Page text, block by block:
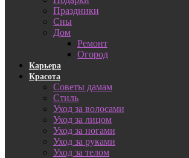
Праздники
Сны
Дом
Ремонт
Огород
Карьера
Красота
Советы дамам
Стиль
Уход за волосами
Уход за лицом
Уход за ногами
Уход за руками
Уход за телом